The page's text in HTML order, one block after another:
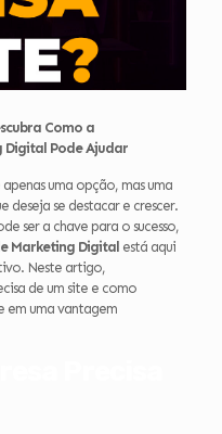
Como a
Digital Pode Ajudar
uma opção, mas uma
deseja se destacar e crescer.
ser a chave para o sucesso,
Marketing Digital está aqui
Neste artigo,
de um site e como
em uma vantagem